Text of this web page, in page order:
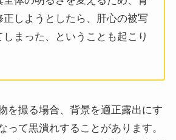
正しようとしたら、肝心の被写
まった、ということも起こり
を撮る場合、背景を適正露出にす
って黒潰れすることがあります。